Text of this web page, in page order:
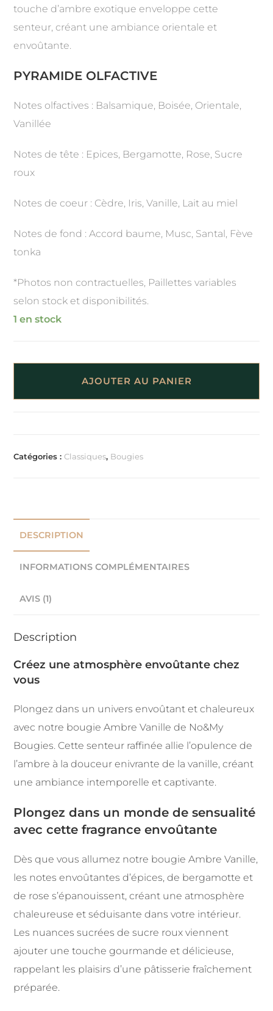
touche d’ambre exotique enveloppe cette
senteur, créant une ambiance orientale et
envoûtante.
PYRAMIDE OLFACTIVE
Notes olfactives : Balsamique, Boisée, Orientale,
Vanillée
Notes de tête : Epices, Bergamotte, Rose, Sucre
roux
Notes de coeur : Cèdre, Iris, Vanille, Lait au miel
Notes de fond : Accord baume, Musc, Santal, Fève
tonka
*Photos non contractuelles, Paillettes variables
selon stock et disponibilités.
1 en stock
AJOUTER AU PANIER
Catégories :Classiques, Bougies
DESCRIPTION
INFORMATIONS COMPLÉMENTAIRES
AVIS (1)
Description
Créez une atmosphère envoûtante chez
vous
Plongez dans un univers envoûtant et chaleureux
avec notre bougie Ambre Vanille de No&My
Bougies. Cette senteur raffinée allie l’opulence de
l’ambre à la douceur enivrante de la vanille, créant
une ambiance intemporelle et captivante.
Plongez dans un monde de sensualité
avec cette fragrance envoûtante
Dès que vous allumez notre bougie Ambre Vanille,
les notes envoûtantes d’épices, de bergamotte et
de rose s’épanouissent, créant une atmosphère
chaleureuse et séduisante dans votre intérieur.
Les nuances sucrées de sucre roux viennent
ajouter une touche gourmande et délicieuse,
rappelant les plaisirs d’une pâtisserie fraîchement
préparée.